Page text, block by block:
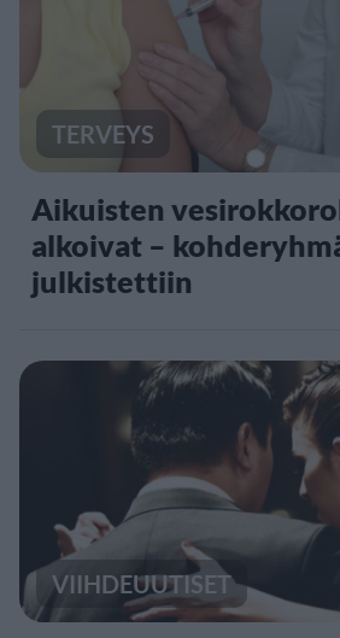
TERVEYS
Aikuisten
alkoivat –
julkistettiin
VIIHDEUUTISET